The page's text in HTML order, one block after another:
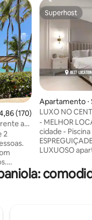
hóspedes
de uma avaliação média
(170)
ao
2
2
com
Superhost
Superhost
Apartamento ⋅
ngo
LUXO NO
APT. | PISCINA
ACADEMIA ✓
- MELHOR
cidade -
LUXUOSO
GRATUITO -